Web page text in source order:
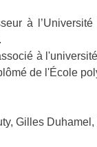
à
à
de l'École
Gilles